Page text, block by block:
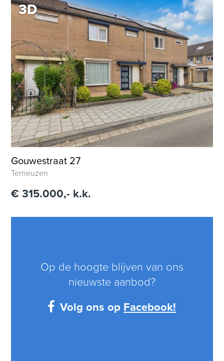
3D
Gouwestraat 27
Terneuzen
€ 315.000,- k.k.
Op de hoogte blijven van ons
nieuwste aanbod?
Volg ons op Facebook!